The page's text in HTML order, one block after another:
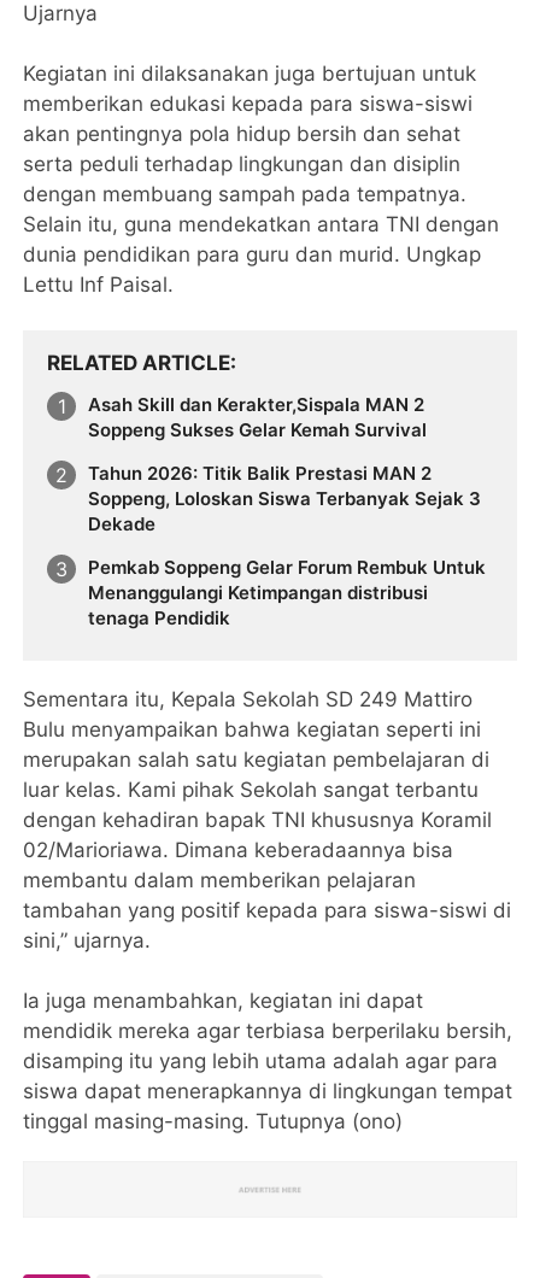
Ujarnya
Kegiatan ini dilaksanakan juga bertujuan untuk
memberikan edukasi kepada para siswa-siswi
akan pentingnya pola hidup bersih dan sehat
serta peduli terhadap lingkungan dan disiplin
dengan membuang sampah pada tempatnya.
Selain itu, guna mendekatkan antara TNI dengan
dunia pendidikan para guru dan murid. Ungkap
Lettu Inf Paisal.
RELATED ARTICLE
Asah Skill dan Kerakter,Sispala MAN 2
Soppeng Sukses Gelar Kemah Survival
Tahun 2026: Titik Balik Prestasi MAN 2
Soppeng, Loloskan Siswa Terbanyak Sejak 3
Dekade
Pemkab Soppeng Gelar Forum Rembuk Untuk
Menanggulangi Ketimpangan distribusi
tenaga Pendidik
Sementara itu, Kepala Sekolah SD 249 Mattiro
Bulu menyampaikan bahwa kegiatan seperti ini
merupakan salah satu kegiatan pembelajaran di
luar kelas. Kami pihak Sekolah sangat terbantu
dengan kehadiran bapak TNI khususnya Koramil
02/Marioriawa. Dimana keberadaannya bisa
membantu dalam memberikan pelajaran
tambahan yang positif kepada para siswa-siswi di
sini,” ujarnya.
Ia juga menambahkan, kegiatan ini dapat
mendidik mereka agar terbiasa berperilaku bersih,
disamping itu yang lebih utama adalah agar para
siswa dapat menerapkannya di lingkungan tempat
tinggal masing-masing. Tutupnya (ono)